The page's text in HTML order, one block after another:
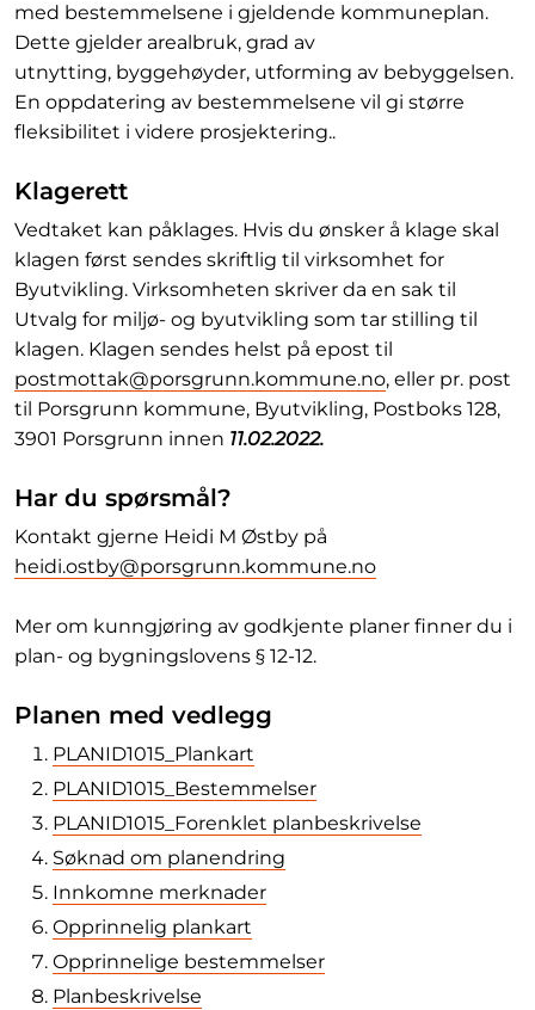
med bestemmelsene i gjeldende kommuneplan.
Dette gjelder arealbruk, grad av
utnytting, byggehøyder, utforming av bebyggelsen.
En oppdatering av bestemmelsene vil gi større
fleksibilitet i videre prosjektering..
Klagerett
Vedtaket kan påklages. Hvis du ønsker å klage skal
klagen først sendes skriftlig til virksomhet for
Byutvikling. Virksomheten skriver da en sak til
Utvalg for miljø- og byutvikling som tar stilling til
klagen. Klagen sendes helst på epost til
postmottak@porsgrunn.kommune.no, eller pr. post
til Porsgrunn kommune, Byutvikling, Postboks 128,
3901 Porsgrunn innen 11.02.2022.
Har du spørsmål?
Kontakt gjerne Heidi M Østby på
heidi.ostby@porsgrunn.kommune.no
Mer om kunngjøring av godkjente planer finner du i
plan- og bygningslovens § 12-12.
Planen med vedlegg
PLANID1015_Plankart
PLANID1015_Bestemmelser
PLANID1015_Forenklet planbeskrivelse
Søknad om planendring
Innkomne merknader
Opprinnelig plankart
Opprinnelige bestemmelser
Planbeskrivelse